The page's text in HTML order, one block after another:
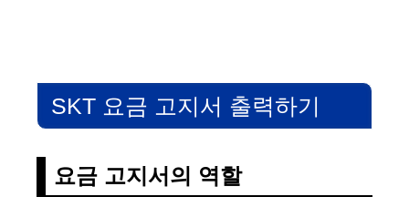
SKT 요금 고지서 출력하기
요금 고지서의 역할